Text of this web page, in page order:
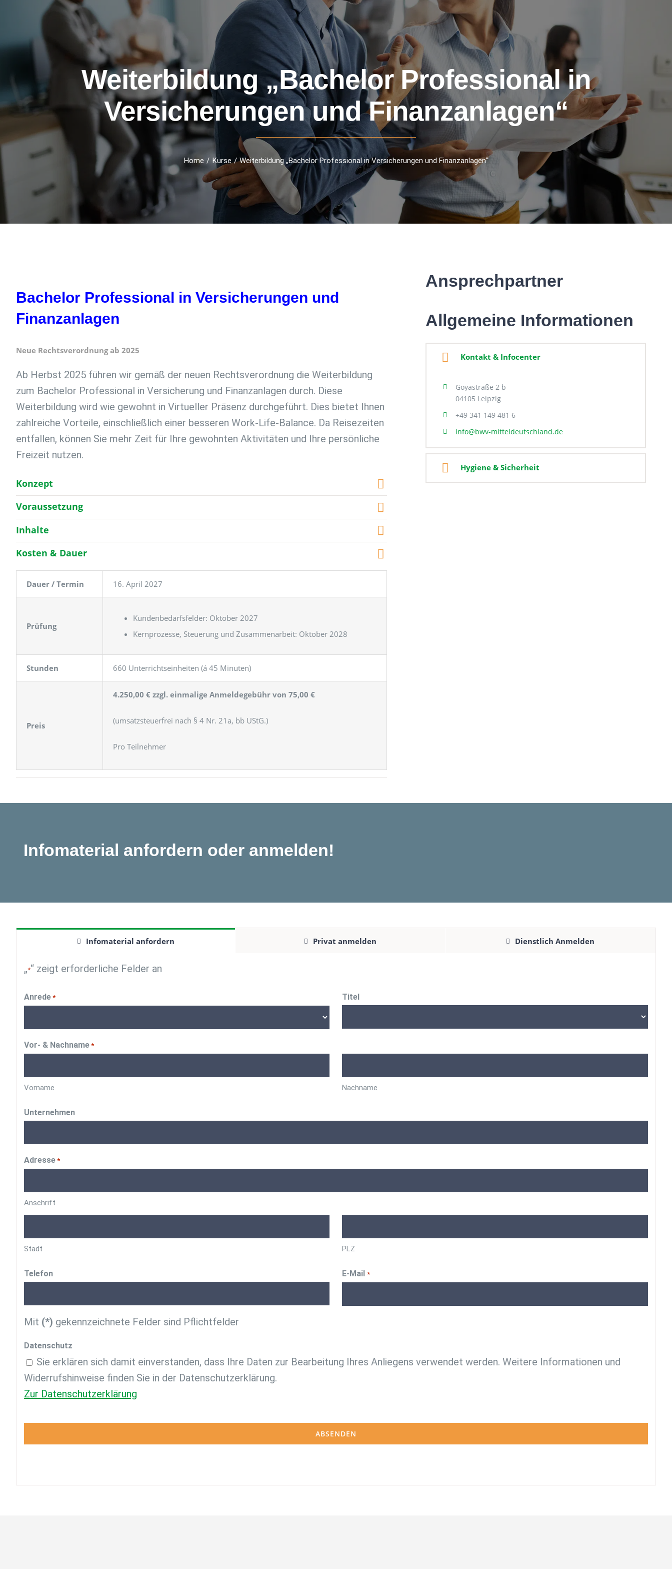
Weiterbildung „Bachelor Professional in
Versicherungen und Finanzanlagen“
Home Kurse Weiterbildung „Bachelor Professional in Versicherungen und Finanzanlagen“
Bachelor Professional in Versicherungen und
Finanzanlagen
Neue Rechtsverordnung ab 2025
Ab Herbst 2025 führen wir gemäß der neuen Rechtsverordnung die Weiterbildung
zum Bachelor Professional in Versicherung und Finanzanlagen durch. Diese
Weiterbildung wird wie gewohnt in Virtueller Präsenz durchgeführt. Dies bietet Ihnen
zahlreiche Vorteile, einschließlich einer besseren Work-Life-Balance. Da Reisezeiten
entfallen, können Sie mehr Zeit für Ihre gewohnten Aktivitäten und Ihre persönliche
Freizeit nutzen.
Konzept
Voraussetzung
Inhalte
Kosten & Dauer
Dauer / Termin 16. April 2027
Prüfung
Kundenbedarfsfelder: Oktober 2027
Kernprozesse, Steuerung und Zusammenarbeit: Oktober 2028
Stunden 660 Unterrichtseinheiten (á 45 Minuten)
Preis
4.250,00 € zzgl. einmalige Anmeldegebühr von 75,00 €
(umsatzsteuerfrei nach § 4 Nr. 21a, bb UStG.)
Pro Teilnehmer
Ansprechpartner
Allgemeine Informationen
Kontakt & Infocenter
Goyastraße 2 b
04105 Leipzig
+49 341 149 481 6
info@bwv-mitteldeutschland.de
Hygiene & Sicherheit
Infomaterial anfordern oder anmelden!
Infomaterial anfordern Privat anmelden Dienstlich Anmelden
„*“ zeigt erforderliche Felder an
Anrede * Titel
Vor- & Nachname *
Vorname Nachname
Unternehmen
Adresse *
Anschrift
Stadt PLZ
Telefon E-Mail *
Mit (*) gekennzeichnete Felder sind Pflichtfelder
Datenschutz
Sie erklären sich damit einverstanden, dass Ihre Daten zur Bearbeitung Ihres Anliegens verwendet werden. Weitere Informationen und
Widerrufshinweise finden Sie in der Datenschutzerklärung.
Zur Datenschutzerklärung
ABSENDEN